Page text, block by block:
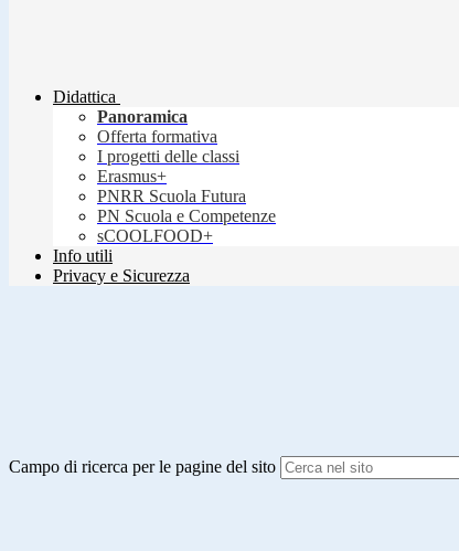
Didattica
Panoramica
Offerta formativa
I progetti delle classi
Erasmus+
PNRR Scuola Futura
PN Scuola e Competenze
sCOOLFOOD+
Info utili
Privacy e Sicurezza
Campo di ricerca per le pagine del sito